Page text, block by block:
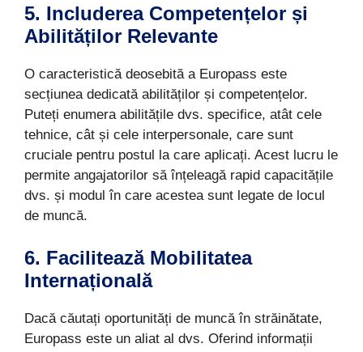
5. Includerea Competențelor și
Abilităților Relevante
O caracteristică deosebită a Europass este
secțiunea dedicată abilităților și competențelor.
Puteți enumera abilitățile dvs. specifice, atât cele
tehnice, cât și cele interpersonale, care sunt
cruciale pentru postul la care aplicați. Acest lucru le
permite angajatorilor să înțeleagă rapid capacitățile
dvs. și modul în care acestea sunt legate de locul
de muncă.
6. Facilitează Mobilitatea
Internațională
Dacă căutați oportunități de muncă în străinătate,
Europass este un aliat al dvs. Oferind informații